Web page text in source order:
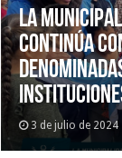
LA
CONTINÚA
3 de julio de 2024